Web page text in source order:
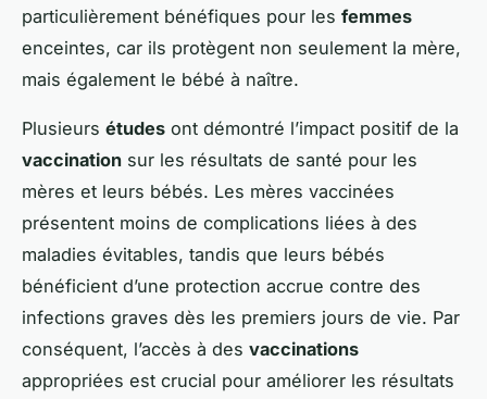
particulièrement bénéfiques pour les femmes
enceintes, car ils protègent non seulement la mère,
mais également le bébé à naître.
Plusieurs études ont démontré l’impact positif de la
vaccination sur les résultats de santé pour les
mères et leurs bébés. Les mères vaccinées
présentent moins de complications liées à des
maladies évitables, tandis que leurs bébés
bénéficient d’une protection accrue contre des
infections graves dès les premiers jours de vie. Par
conséquent, l’accès à des vaccinations
appropriées est crucial pour améliorer les résultats